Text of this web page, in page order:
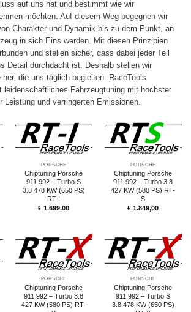
auf uns hat und bestimmt wie wir
möchten. Auf diesem Weg begegnen wir
Charakter und Dynamik bis zu dem Punkt, an
in sich Eins werden. Mit diesen Prinzipien
und stellen sicher, dass dabei jeder Teil
Detail durchdacht ist. Deshalb stellen wir
die uns täglich begleiten. RaceTools
leidenschaftliches Fahrzeugtuning mit höchster
Leistung und verringerten Emissionen.
PORSCHE
Chiptuning Porsche
911 992 – Turbo S
3.8 478 KW (650 PS)
RT-I
€ 1.699,00
PORSCHE
Chiptuning Porsche
911 992 – Turbo 3.8
427 KW (580 PS) RT-
S
€ 1.849,00
PORSCHE
Chiptuning Porsche
911 992 – Turbo 3.8
427 KW (580 PS) RT-
PORSCHE
Chiptuning Porsche
911 992 – Turbo S
3.8 478 KW (650 PS)